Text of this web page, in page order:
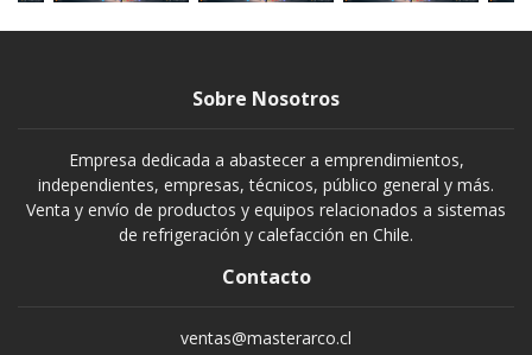
Sobre Nosotros
Empresa dedicada a abastecer a emprendimientos,
independientes, empresas, técnicos, público general y más.
Venta y envío de productos y equipos relacionados a sistemas
de refrigeración y calefacción en Chile.
Contacto
ventas@masterarco.cl